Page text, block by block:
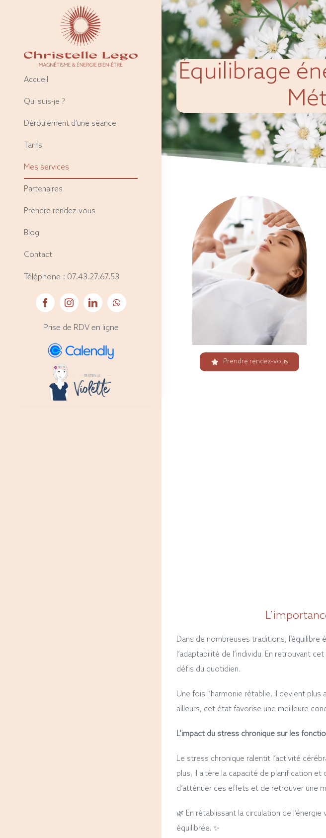
Accueil
Qui suis-je ?
Déroulement d’une séance
Tarifs
Mes services
Partenaires
Prendre rendez-vous
Blog
Contact
Téléphone : 07.43.27.67.53
Prise de RDV en ligne
Équilibrage
Prendre rendez-vous
Dans de nombreuses traditions,
l’adaptabilité de l’individu. En retrouvant
défis du quotidien.
Une fois l’harmonie rétablie, il devient
ailleurs, cet état favorise une meilleure
L’impact du stress chronique sur les
Le stress chronique ralentit l’activité
plus, il altère la capacité de planification et
d’atténuer ces effets et de retrouver une
🌿 En rétablissant la circulation de
équilibrée. ✨